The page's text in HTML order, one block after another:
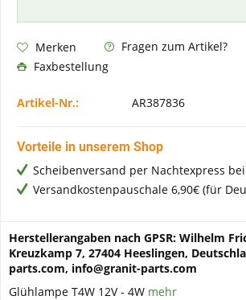
Merken
Fragen zum Artikel?
Faxbestellung
Artikel-Nr.: AR387836
Vorteile in unserem Shop
Scheibenversand per Nachtexpress
Versandkostenpauschale 6,90€ (für
Herstellerangaben nach GPSR: Wilhelm
Kreuzkamp 7, 27404 Heeslingen,
parts.com, info@granit-parts.com
Glühlampe T4W 12V - 4W mehr